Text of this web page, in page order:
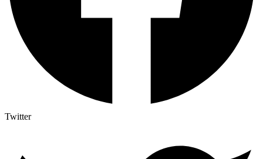
Twitter